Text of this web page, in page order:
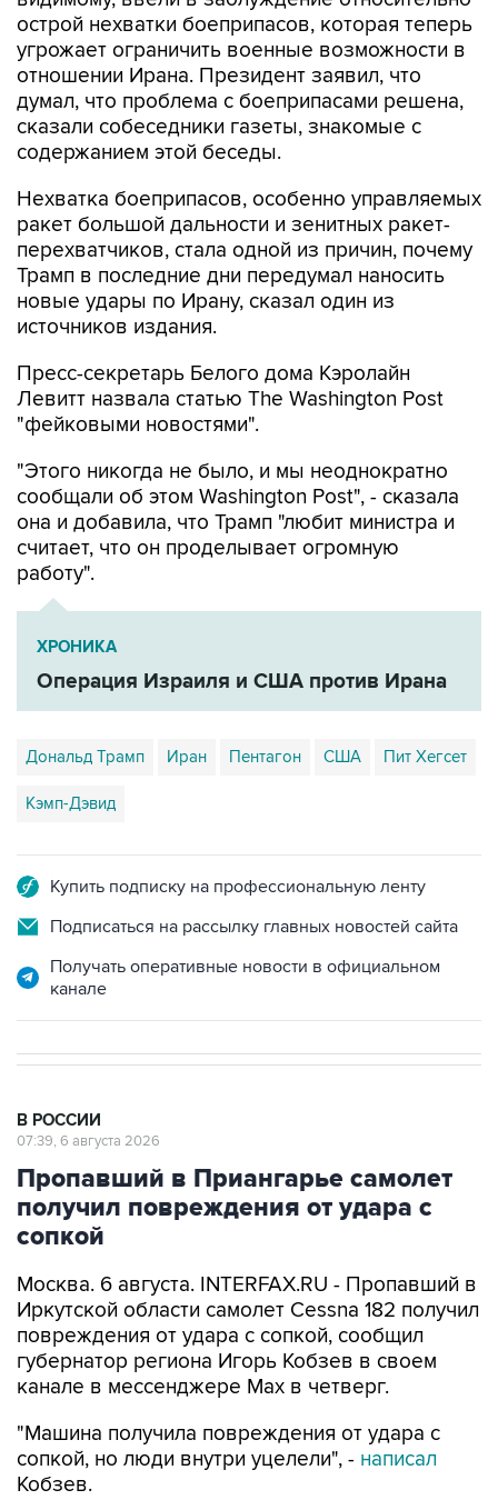
острой нехватки боеприпасов, которая теперь
угрожает ограничить военные возможности в
отношении Ирана. Президент заявил, что
думал, что проблема с боеприпасами решена,
сказали собеседники газеты, знакомые с
содержанием этой беседы.
Нехватка боеприпасов, особенно управляемых
ракет большой дальности и зенитных ракет-
перехватчиков, стала одной из причин, почему
Трамп в последние дни передумал наносить
новые удары по Ирану, сказал один из
источников издания.
Пресс-секретарь Белого дома Кэролайн
Левитт назвала статью The Washington Post
"фейковыми новостями".
"Этого никогда не было, и мы неоднократно
сообщали об этом Washington Post", - сказала
она и добавила, что Трамп "любит министра и
считает, что он проделывает огромную
работу".
ХРОНИКА
Операция Израиля и США против Ирана
Дональд Трамп Иран Пентагон США Пит Хегсет
Кэмп-Дэвид
Купить подписку на профессиональную ленту
Подписаться на рассылку главных новостей сайта
Получать оперативные новости в официальном
канале
В РОССИИ
07:39, 6 августа 2026
Пропавший в Приангарье самолет
получил повреждения от удара с
сопкой
Москва. 6 августа. INTERFAX.RU - Пропавший в
Иркутской области самолет Cessna 182 получил
повреждения от удара с сопкой, сообщил
губернатор региона Игорь Кобзев в своем
канале в мессенджере Мах в четверг.
"Машина получила повреждения от удара с
сопкой, но люди внутри уцелели", - написал
Кобзев.